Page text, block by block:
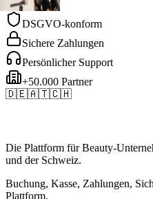
DSGVO-konform
Sichere Zahlungen
Persönlicher Support
+50.000 Partner
🇩🇪🇦🇹🇨🇭
Die Plattform für Beauty-
und der Schweiz.
Buchung, Kasse, Zahlungen,
Plattform.